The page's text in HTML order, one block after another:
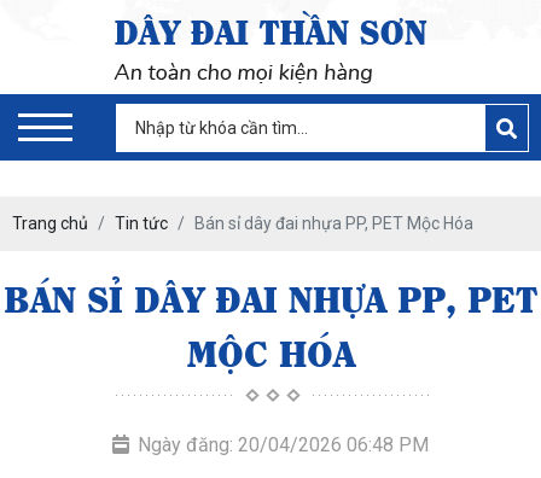
Trang chủ Tin tức Bán sỉ dây đai nhựa PP, PET Mộc Hóa
BÁN SỈ DÂY ĐAI NHỰA PP, PET
MỘC HÓA
Ngày đăng: 20/04/2026 06:48 PM